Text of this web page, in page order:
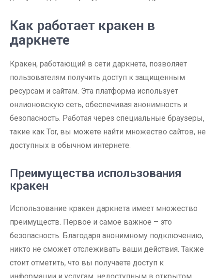
Как работает кракен в
даркнете
Кракен, работающий в сети даркнета, позволяет
пользователям получить доступ к защищенным
ресурсам и сайтам. Эта платформа использует
онлионовскую сеть, обеспечивая анонимность и
безопасность. Работая через специальные браузеры,
такие как Tor, вы можете найти множество сайтов, не
доступных в обычном интернете.
Преимущества использования
кракен
Использование кракен даркнета имеет множество
преимуществ. Первое и самое важное – это
безопасность. Благодаря анонимному подключению,
никто не сможет отслеживать ваши действия. Также
стоит отметить, что вы получаете доступ к